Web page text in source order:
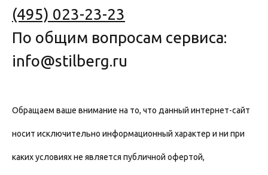
(495) 023-23-23
По общим вопросам сервиса:
info@stilberg.ru
Обращаем ваше внимание на то, что данный интернет-сайт
носит исключительно информационный характер и ни при
каких условиях не является публичной офертой,